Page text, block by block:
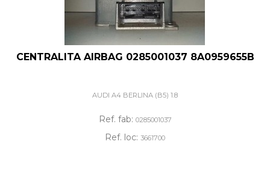
CENTRALITA AIRBAG 0285001037 8A0959655B
AUDI A4 BERLINA (B5) 1.8
Ref. fab: 0285001037
Ref. loc: 3661700